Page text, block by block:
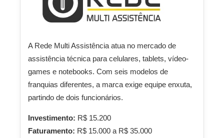
A Rede Multi Assistência atua no mercado de
assistência técnica para celulares, tablets, vídeo-
games e notebooks. Com seis modelos de
franquias diferentes, a marca exige equipe enxuta,
partindo de dois funcionários.
Investimento: R$ 15.200
Faturamento: R$ 15.000 a R$ 35.000